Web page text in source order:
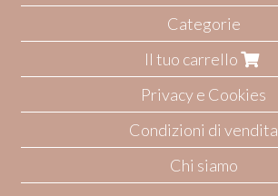
Categorie
Il tuo carrello
Privacy e Cookies
Condizioni di vendita
Chi siamo